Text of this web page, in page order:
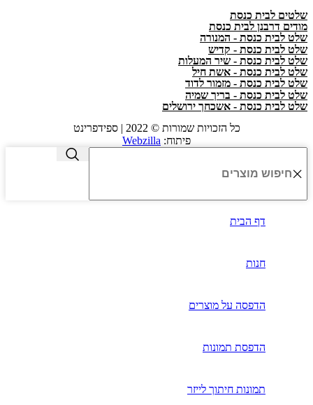
שלטים לבית כנסת
מודים דרבנן לבית כנסת
שלט לבית כנסת - המנורה
שלט לבית כנסת - קדיש
שלט לבית כנסת - שיר המעלות
שלט לבית כנסת - אשת חיל
שלט לבית כנסת - מזמור לדוד
שלט לבית כנסת - בריך שמיה
שלט לבית כנסת - אשכחך ירושלים
כל הזכויות שמורות © 2022 | ספידפרינט
פיתוח: Webzilla
דף הבית
חנות
הדפסה על מוצרים
הדפסת תמונות
תמונות חיתוך לייזר